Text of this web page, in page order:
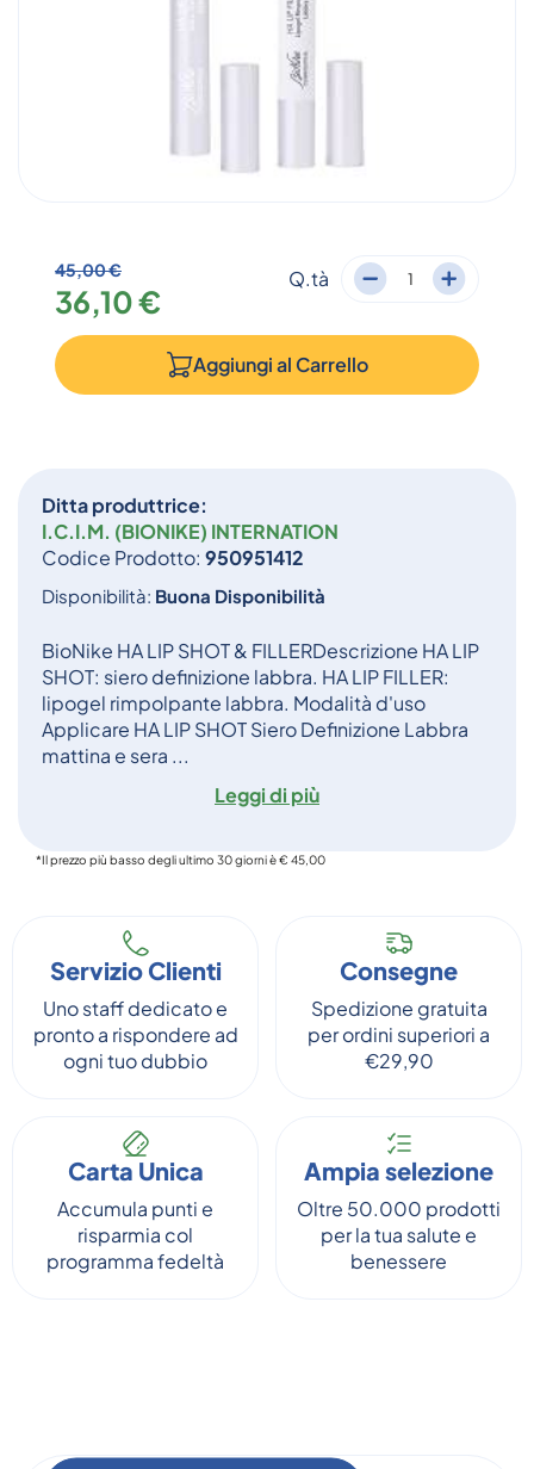
Ditta produttrice:
I.C.I.M. (BIONIKE) INTERNATION
Codice Prodotto: 950951412
Disponibilità: Buona Disponibilità
BioNike HA LIP SHOT & FILLERDescrizione HA LIP
SHOT: siero definizione labbra. HA LIP FILLER:
lipogel rimpolpante labbra. Modalità d'uso
Applicare HA LIP SHOT Siero Definizione Labbra
mattina e sera ...
Leggi di più
45,00 €
36,10 €
Q.tà
Aggiungi al Carrello
*Il prezzo più basso degli ultimo 30 giorni è € 45,00
Servizio Clienti
Uno staff dedicato e
pronto a rispondere ad
ogni tuo dubbio
Consegne
Spedizione gratuita
per ordini superiori a
€29,90
Carta Unica
Accumula punti e
risparmia col
programma fedeltà
Ampia selezione
Oltre 50.000 prodotti
per la tua salute e
benessere